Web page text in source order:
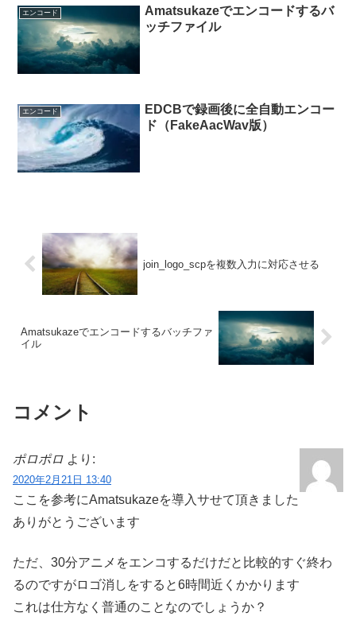
エンコード
Amatsukazeでエンコードするバ
ッチファイル
エンコード
EDCBで録画後に全自動エンコー
ド（FakeAacWav版）
join_logo_scpを複数入力に対応させる
Amatsukazeでエンコードするバッチファ
イル
コメント
ポロポロ より:
2020年2月21日 13:40
ここを参考にAmatsukazeを導入サせて頂きました
ありがとうございます
ただ、30分アニメをエンコするだけだと比較的すぐ終わ
るのですがロゴ消しをすると6時間近くかかります
これは仕方なく普通のことなのでしょうか？